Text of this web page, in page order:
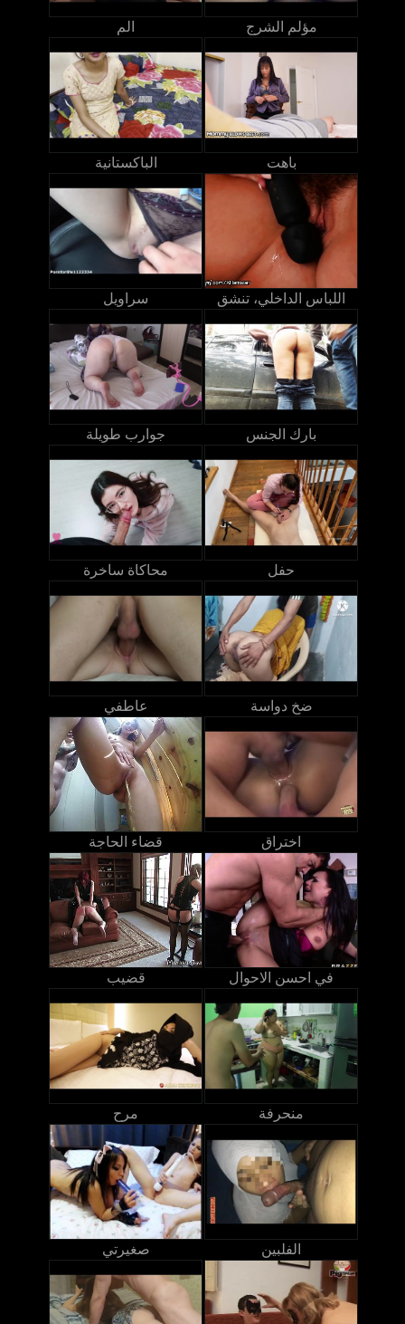
الم مؤلم الشرج
الباكستانية باهت
سراويل اللباس الداخلي، تنشق
جوارب طويلة بارك الجنس
محاكاة ساخرة حفل
عاطفي ضخ دواسة
قضاء الحاجة اختراق
قضيب في احسن الاحوال
مرح منحرفة
صغيرتي الفلبين